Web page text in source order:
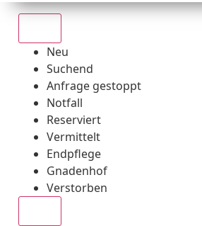
Neu
Suchend
Anfrage gestoppt
Notfall
Reserviert
Vermittelt
Endpflege
Gnadenhof
Verstorben